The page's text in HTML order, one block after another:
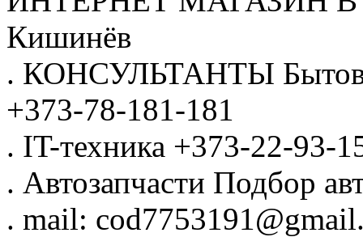
Кишинёв
. КОНСУЛЬТАНТЫ
+373-78-181-181
. IT-техника +373-22-93-
. Автозапчасти Подбор
. mail: